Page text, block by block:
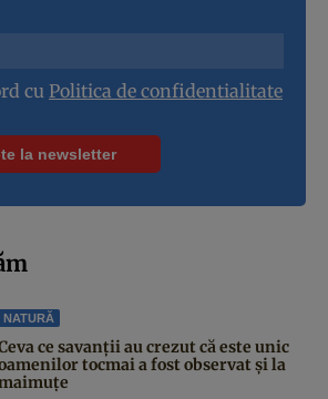
cu Politica de confidentialitate
NATURĂ
ce savanții au crezut că este unic
tocmai a fost observat și la